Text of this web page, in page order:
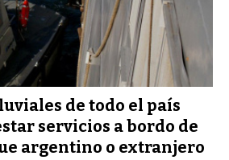
de todo el país
servicios a bordo de
argentino o extranjero